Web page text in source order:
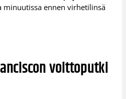
minuutissa ennen virhetilinsä
voittoputki